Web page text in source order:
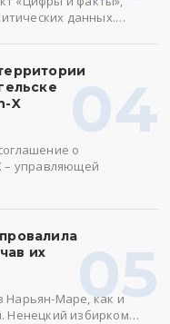
данных.…
04
X
о
– управляющей
05
их
Нарьян-Маре, как и
Ненецкий избирком…